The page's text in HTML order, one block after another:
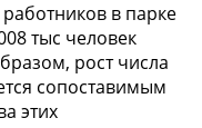
в парке
тыс человек
рост числа
сопоставимым
этих